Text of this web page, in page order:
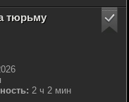
тюрьму
2 ч 2 мин